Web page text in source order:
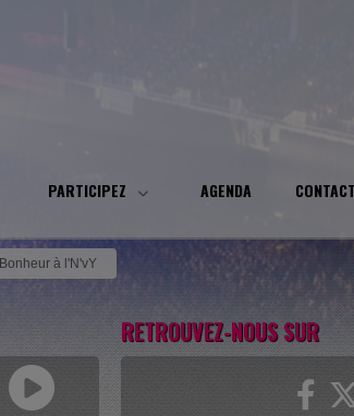
PARTICIPEZ AGENDA CONTACT
Bonheur à l'N'vY
RETROUVEZ-NOUS SUR